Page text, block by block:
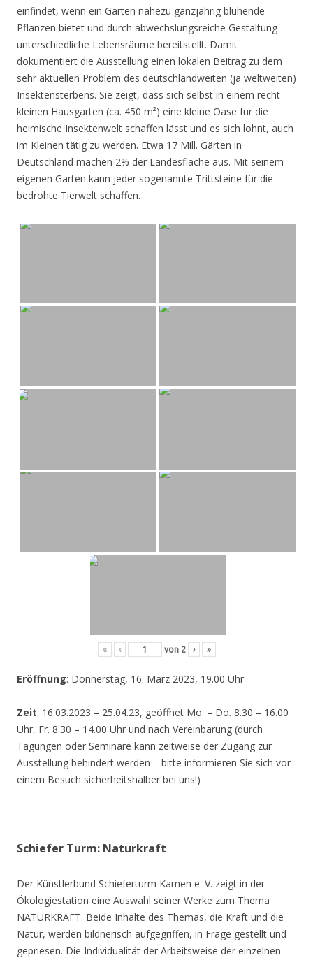
einfindet, wenn ein Garten nahezu ganzjährig blühende
Pflanzen bietet und durch abwechslungsreiche Gestaltung
unterschiedliche Lebensräume bereitstellt. Damit
dokumentiert die Ausstellung einen lokalen Beitrag zu dem
sehr aktuellen Problem des deutschlandweiten (ja weltweiten)
Insektensterbens. Sie zeigt, dass sich selbst in einem recht
kleinen Hausgarten (ca. 450 m²) eine kleine Oase für die
heimische Insektenwelt schaffen lässt und es sich lohnt, auch
im Kleinen tätig zu werden. Etwa 17 Mill. Gärten in
Deutschland machen 2% der Landesfläche aus. Mit seinem
eigenen Garten kann jeder sogenannte Trittsteine für die
bedrohte Tierwelt schaffen.
« ‹ von 2 › »
Eröffnung: Donnerstag, 16. März 2023, 19.00 Uhr
Zeit: 16.03.2023 – 25.04.23, geöffnet Mo. – Do. 8.30 – 16.00
Uhr, Fr. 8.30 – 14.00 Uhr und nach Vereinbarung (durch
Tagungen oder Seminare kann zeitweise der Zugang zur
Ausstellung behindert werden – bitte informieren Sie sich vor
einem Besuch sicherheitshalber bei uns!)
Schiefer Turm: Naturkraft
Der Künstlerbund Schieferturm Kamen e. V. zeigt in der
Ökologiestation eine Auswahl seiner Werke zum Thema
NATURKRAFT. Beide Inhalte des Themas, die Kraft und die
Natur, werden bildnerisch aufgegriffen, in Frage gestellt und
gepriesen. Die Individualität der Arbeitsweise der einzelnen